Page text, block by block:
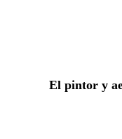
El pintor y